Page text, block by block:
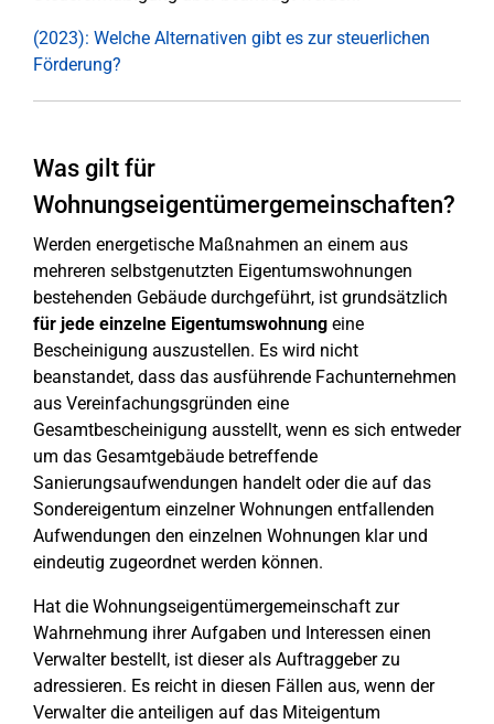
(2023): Welche Alternativen gibt es zur steuerlichen
Förderung?
Was gilt für
Wohnungseigentümergemeinschaften?
Werden energetische Maßnahmen an einem aus
mehreren selbstgenutzten Eigentumswohnungen
bestehenden Gebäude durchgeführt, ist grundsätzlich
für jede einzelne Eigentumswohnung eine
Bescheinigung auszustellen. Es wird nicht
beanstandet, dass das ausführende Fachunternehmen
aus Vereinfachungsgründen eine
Gesamtbescheinigung ausstellt, wenn es sich entweder
um das Gesamtgebäude betreffende
Sanierungsaufwendungen handelt oder die auf das
Sondereigentum einzelner Wohnungen entfallenden
Aufwendungen den einzelnen Wohnungen klar und
eindeutig zugeordnet werden können.
Hat die Wohnungseigentümergemeinschaft zur
Wahrnehmung ihrer Aufgaben und Interessen einen
Verwalter bestellt, ist dieser als Auftraggeber zu
adressieren. Es reicht in diesen Fällen aus, wenn der
Verwalter die anteiligen auf das Miteigentum